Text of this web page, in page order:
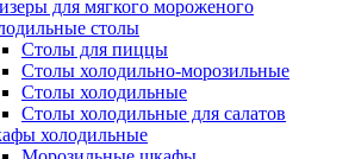
для мягкого мороженого
столы
Столы для пиццы
Столы холодильно-морозильные
Столы холодильные
Столы холодильные для салатов
холодильные